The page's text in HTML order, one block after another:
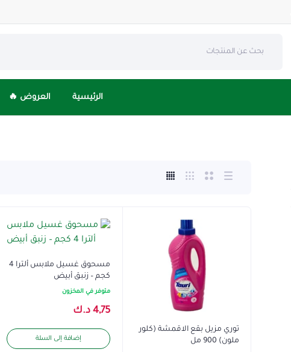
الرئيسية العروض 🔥
توري مزيل بقع الاقمشة (كلور
ملون) 900 مل
مسحوق غسيل ملابس ألترا 4
كجم – زنبق أبيض
متوفر في المخزون
4,75 د.ك
إضافة إلى السلة